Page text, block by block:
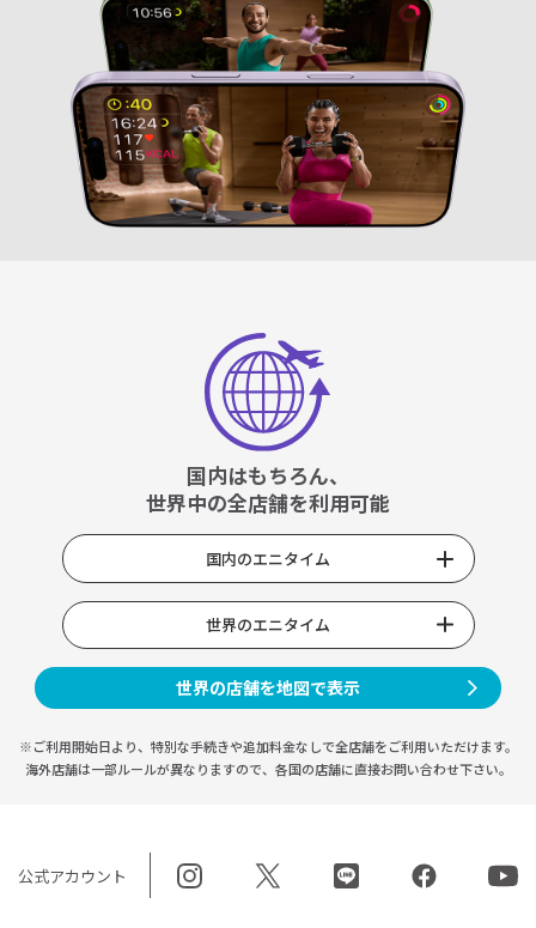
国内はもちろん、
世界中の全店舗を利用可能
国内のエニタイム
世界のエニタイム
世界の店舗を地図で表示
※ご利用開始日より、特別な手続きや追加料金なしで全店舗をご利用いただけます。
海外店舗は一部ルールが異なりますので、 各国の店舗に直接お問い合わせ下さい。
公式アカウント